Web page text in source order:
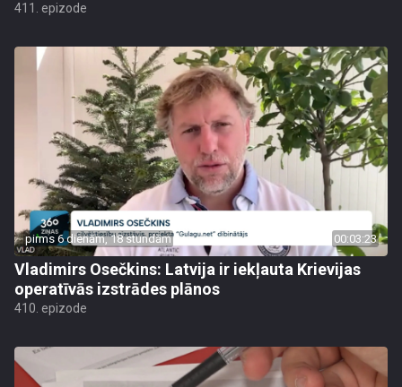
411. epizode
pirms 6 dienām, 18 stundām 00:03:23
Vladimirs Osečkins: Latvija ir iekļauta Krievijas
operatīvās izstrādes plānos
410. epizode